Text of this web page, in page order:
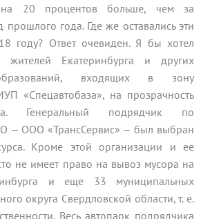
20 процентов больше, чем за
года. Где же оставались эти
году? Ответ очевиден. Я бы хотел
жителей Екатеринбурга и других
входящих в зону
«Спецавтобаза», на прозрачность
Генеральный подрядчик по
‒ ООО «ТрансСервис» ‒ был выбран
Кроме этой организации и ее
не имеет право на вывоз мусора на
и еще 33 муниципальных
округа Свердловской области, т. е.
Весь автопарк подрядчика